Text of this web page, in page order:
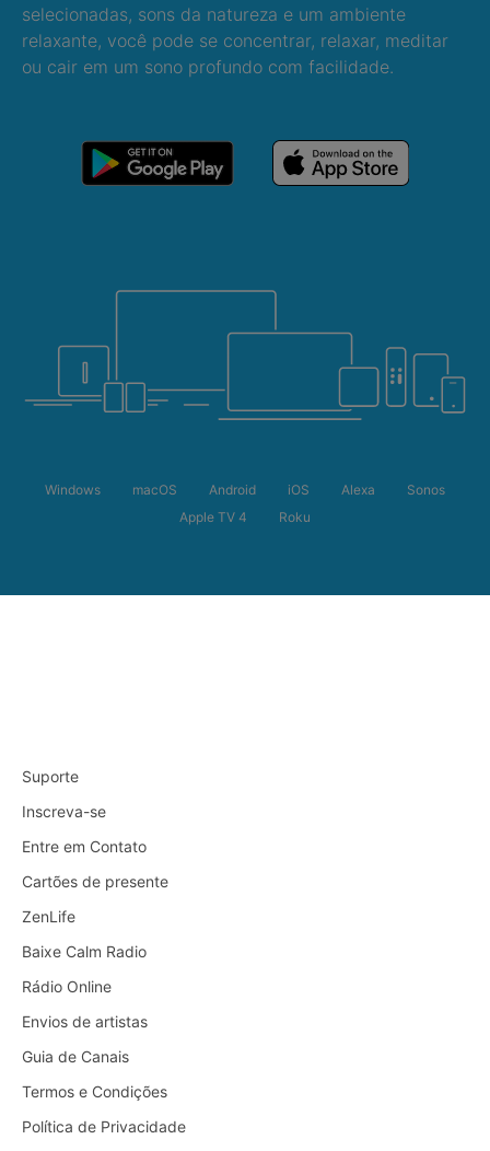
selecionadas, sons da natureza e um ambiente
relaxante, você pode se concentrar, relaxar, meditar
ou cair em um sono profundo com facilidade.
Windows macOS Android iOS Alexa
Sonos
Apple TV 4
Roku
Suporte
Inscreva-se
Entre em Contato
Cartões de presente
ZenLife
Baixe Calm Radio
Rádio Online
Envios de artistas
Guia de Canais
Termos e Condições
Política de Privacidade